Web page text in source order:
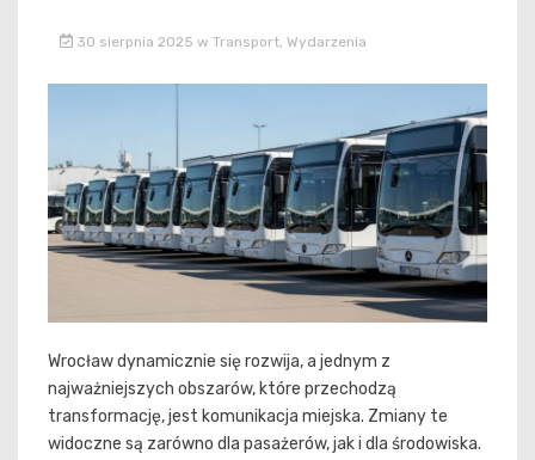
30 sierpnia 2025 w Transport, Wydarzenia
Wrocław dynamicznie się rozwija, a jednym z
najważniejszych obszarów, które przechodzą
transformację, jest komunikacja miejska. Zmiany te
widoczne są zarówno dla pasażerów, jak i dla środowiska.